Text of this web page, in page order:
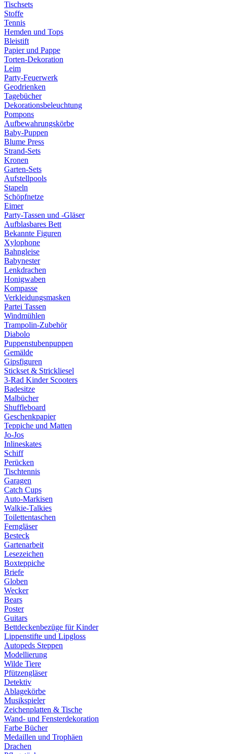
Tischsets
Stoffe
Tennis
Hemden und Tops
Bleistift
Papier und Pappe
Torten-Dekoration
Leim
Party-Feuerwerk
Geodrienken
Tagebücher
Dekorationsbeleuchtung
Pompons
Aufbewahrungskörbe
Baby-Puppen
Blume Press
Strand-Sets
Kronen
Garten-Sets
Aufstellpools
Stapeln
Schöpfnetze
Eimer
Party-Tassen und -Gläser
Aufblasbares Bett
Bekannte Figuren
Xylophone
Bahngleise
Babynester
Lenkdrachen
Honigwaben
Kompasse
Verkleidungsmasken
Partei Tassen
Windmühlen
Trampolin-Zubehör
Diabolo
Puppenstubenpuppen
Gemälde
Gipsfiguren
Stickset & Strickliesel
3-Rad Kinder Scooters
Badesitze
Malbücher
Shuffleboard
Geschenkpapier
Teppiche und Matten
Jo-Jos
Inlineskates
Schiff
Perücken
Tischtennis
Garagen
Catch Cups
Auto-Markisen
Walkie-Talkies
Toilettentaschen
Ferngläser
Besteck
Gartenarbeit
Lesezeichen
Boxteppiche
Briefe
Globen
Wecker
Bears
Poster
Guitars
Bettdeckenbezüge für Kinder
Lippenstifte und Lipgloss
Autopeds Steppen
Modellierung
Wilde Tiere
Pfützengläser
Detektiv
Ablagekörbe
Musikspieler
Zeichenplatten & Tische
Wand- und Fensterdekoration
Farbe Bücher
Medaillen und Trophäen
Drachen